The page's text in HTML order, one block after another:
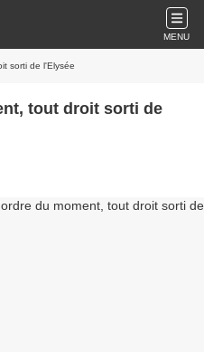
MENU
sorti de l'Elysée
tout droit sorti de